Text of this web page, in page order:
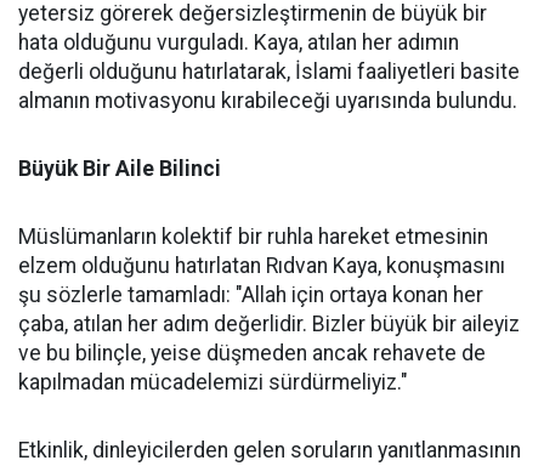
yetersiz görerek değersizleştirmenin de büyük bir
hata olduğunu vurguladı. Kaya, atılan her adımın
değerli olduğunu hatırlatarak, İslami faaliyetleri basite
almanın motivasyonu kırabileceği uyarısında bulundu.
Büyük Bir Aile Bilinci
Müslümanların kolektif bir ruhla hareket etmesinin
elzem olduğunu hatırlatan Rıdvan Kaya, konuşmasını
şu sözlerle tamamladı: "Allah için ortaya konan her
çaba, atılan her adım değerlidir. Bizler büyük bir aileyiz
ve bu bilinçle, yeise düşmeden ancak rehavete de
kapılmadan mücadelemizi sürdürmeliyiz."
Etkinlik, dinleyicilerden gelen soruların yanıtlanmasının